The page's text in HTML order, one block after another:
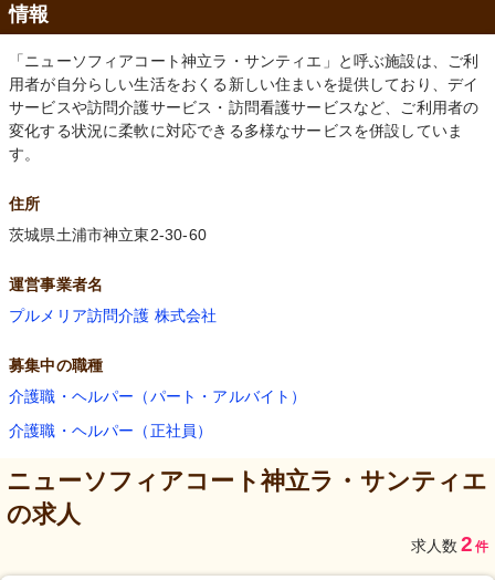
情報
「ニューソフィアコート神立ラ・サンティエ」と呼ぶ施設は、ご利
用者が自分らしい生活をおくる新しい住まいを提供しており、デイ
サービスや訪問介護サービス・訪問看護サービスなど、ご利用者の
変化する状況に柔軟に対応できる多様なサービスを併設していま
す。
住所
茨城県土浦市神立東2-30-60
運営事業者名
プルメリア訪問介護 株式会社
募集中の職種
介護職・ヘルパー（パート・アルバイト）
介護職・ヘルパー（正社員）
ニューソフィアコート神立ラ・サンティエ
の求人
求人数 2 件